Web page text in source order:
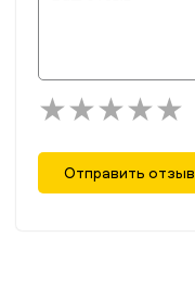
Отправить отзыв